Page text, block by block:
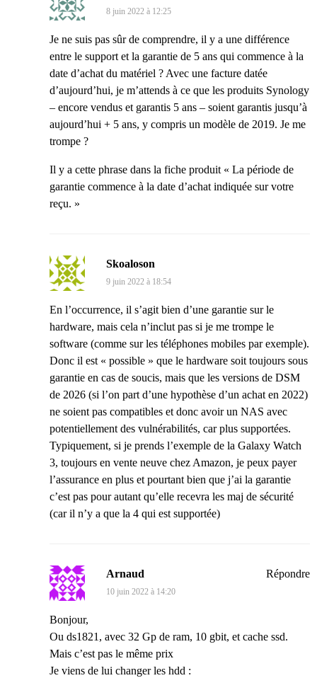
8 juin 2022 à 12:25
Je ne suis pas sûr de comprendre, il y a une différence
entre le support et la garantie de 5 ans qui commence à la
date d’achat du matériel ? Avec une facture datée
d’aujourd’hui, je m’attends à ce que les produits Synology
– encore vendus et garantis 5 ans – soient garantis jusqu’à
aujourd’hui + 5 ans, y compris un modèle de 2019. Je me
trompe ?
Il y a cette phrase dans la fiche produit « La période de
garantie commence à la date d’achat indiquée sur votre
reçu. »
Skoaloson
9 juin 2022 à 18:54
En l’occurrence, il s’agit bien d’une garantie sur le
hardware, mais cela n’inclut pas si je me trompe le
software (comme sur les téléphones mobiles par exemple).
Donc il est « possible » que le hardware soit toujours sous
garantie en cas de soucis, mais que les versions de DSM
de 2026 (si l’on part d’une hypothèse d’un achat en 2022)
ne soient pas compatibles et donc avoir un NAS avec
potentiellement des vulnérabilités, car plus supportées.
Typiquement, si je prends l’exemple de la Galaxy Watch
3, toujours en vente neuve chez Amazon, je peux payer
l’assurance en plus et pourtant bien que j’ai la garantie
c’est pas pour autant qu’elle recevra les maj de sécurité
(car il n’y a que la 4 qui est supportée)
Arnaud
10 juin 2022 à 14:20
Bonjour,
Ou ds1821, avec 32 Gp de ram, 10 gbit, et cache ssd.
Mais c’est pas le même prix
Je viens de lui changer les hdd :
Répondre